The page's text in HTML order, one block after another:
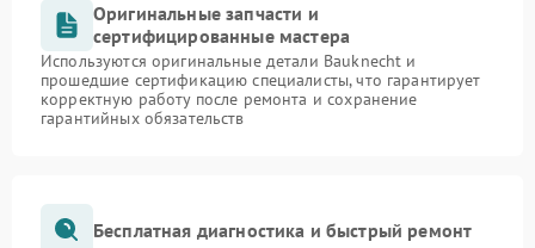
Оригинальные запчасти и
сертифицированные мастера
Используются оригинальные детали Bauknecht и
прошедшие сертификацию специалисты, что гарантирует
корректную работу после ремонта и сохранение
гарантийных обязательств
Бесплатная диагностика и быстрый ремонт